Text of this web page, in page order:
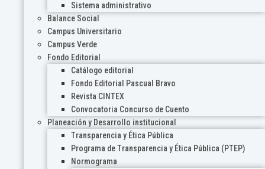
Sistema administrativo
Balance Social
Campus Universitario
Campus Verde
Fondo Editorial
Catálogo editorial
Fondo Editorial Pascual Bravo
Revista CINTEX
Convocatoria Concurso de Cuento
Planeación y Desarrollo institucional
Transparencia y Ética Pública
Programa de Transparencia y Ética Pública (PTEP)
Normograma